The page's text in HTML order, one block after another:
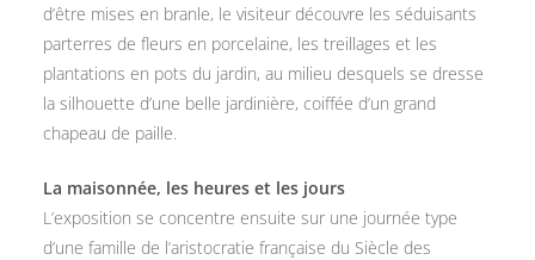
d’être mises en branle, le visiteur découvre les séduisants
parterres de fleurs en porcelaine, les treillages et les
plantations en pots du jardin, au milieu desquels se dresse
la silhouette d’une belle jardinière, coiffée d’un grand
chapeau de paille.
La maisonnée, les heures et les jours
L’exposition se concentre ensuite sur une journée type
d’une famille de l’aristocratie française du Siècle des